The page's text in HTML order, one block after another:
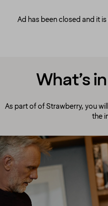
Ad has been closed and it
What’s
As part of of Strawberry, you
the